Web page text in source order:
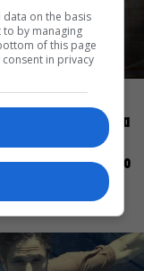
Μπίκος: Έμαθα να
στο ποιος είμαι
σκηνή και όχι στο
on the basis
to by managing
of this page
in privacy